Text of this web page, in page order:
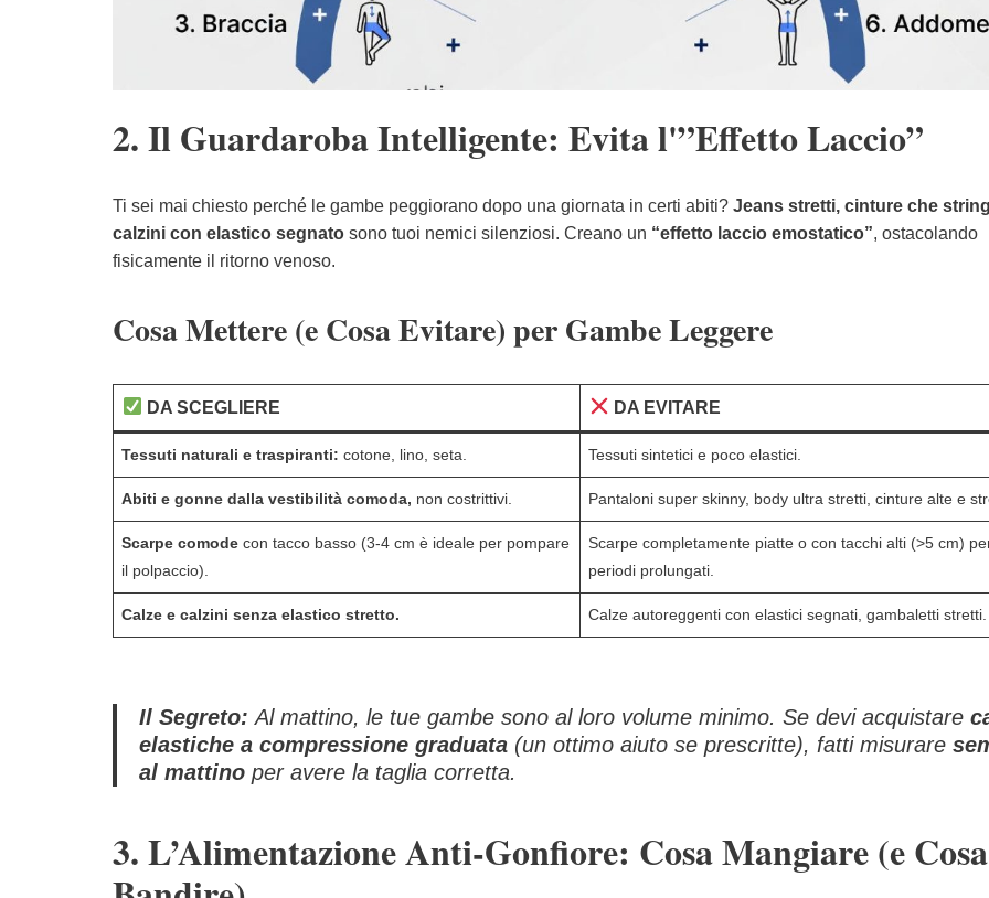
2. Il Guardaroba Intelligente: Evita l'”Effetto Laccio”
Ti sei mai chiesto perché le gambe peggiorano dopo una giornata in certi abiti? Jeans stretti, cinture che
calzini con elastico segnato sono tuoi nemici silenziosi. Creano un “effetto laccio emostatico”, ostacolando
fisicamente il ritorno venoso.
Cosa Mettere (e Cosa Evitare) per Gambe Leggere
DA SCEGLIERE DA EVITARE
Tessuti naturali e traspiranti: cotone, lino, seta. Tessuti sintetici e poco elastici.
Abiti e gonne dalla vestibilità comoda, non costrittivi. Pantaloni super skinny, body ultra stretti, cinture alte e
Scarpe comode con tacco basso (3-4 cm è ideale per pompare
il polpaccio).
Scarpe completamente piatte o con tacchi alti (>5 cm)
periodi prolungati.
Calze e calzini senza elastico stretto. Calze autoreggenti con elastici segnati, gambaletti stretti.
Il Segreto: Al mattino, le tue gambe sono al loro volume minimo. Se devi acquistare
elastiche a compressione graduata (un ottimo aiuto se prescritte), fatti misurare
al mattino per avere la taglia corretta.
3. L’Alimentazione Anti-Gonfiore: Cosa Mangiare (e Cosa